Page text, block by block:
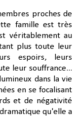
proches de
famille est très
véritablement au
plus toute leur
espoirs, leurs
leur souffrance...
dans la vie
en se focalisant
et de négativité
qu'elle a